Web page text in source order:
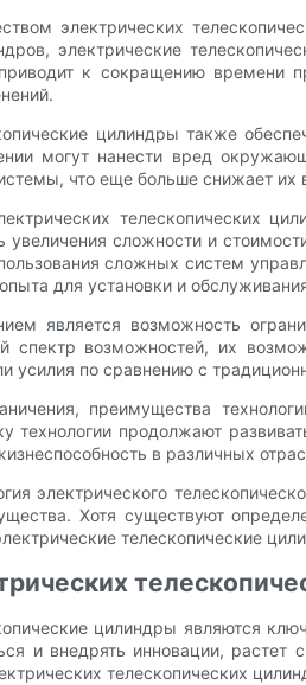
электрических
электрические
к сокращению времени
цилиндры также
могут нанести вред
что еще больше снижает
телескопических
увеличения сложности и
сложных систем
для установки и
является возможность
спектр возможностей, их
усилия по сравнению с
преимущества
технологии продолжают
в различных
электрического
Хотя существуют
телескопические
цилиндры являются
и внедрять инновации,
телескопических